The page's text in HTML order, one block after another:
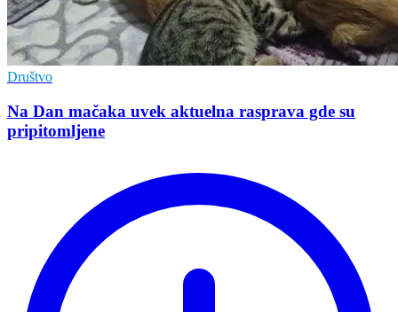
Društvo
Na Dan mačaka uvek aktuelna rasprava gde su
pripitomljene